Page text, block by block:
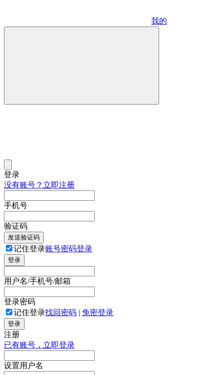
我的
登录
没有账号？立即注册
手机号
验证码
发送验证码
记住登录账号密码登录
登录
用户名/手机号/邮箱
登录密码
记住登录找回密码 | 免密登录
登录
注册
已有账号，立即登录
设置用户名